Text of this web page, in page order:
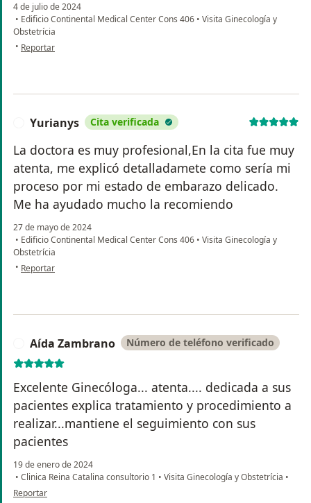
4 de julio de 2024
• Edificio Continental Medical Center Cons 406 • Visita Ginecología y
Obstetrícia
• en opinión del usuario Joyce
Reportar
Yurianys Cita verificada
La doctora es muy profesional,En la cita fue muy
atenta, me explicó detalladamete como sería mi
proceso por mi estado de embarazo delicado.
Me ha ayudado mucho la recomiendo
27 de mayo de 2024
• Edificio Continental Medical Center Cons 406 • Visita Ginecología y
Obstetrícia
• en opinión del usuario Yurianys
Reportar
Aída Zambrano Número de teléfono verificado
Excelente Ginecóloga... atenta.... dedicada a sus
pacientes explica tratamiento y procedimiento a
realizar...mantiene el seguimiento con sus
pacientes
19 de enero de 2024
• Clinica Reina Catalina consultorio 1 • Visita Ginecología y Obstetrícia •
en opinión del usuario Aída Zambrano
Reportar